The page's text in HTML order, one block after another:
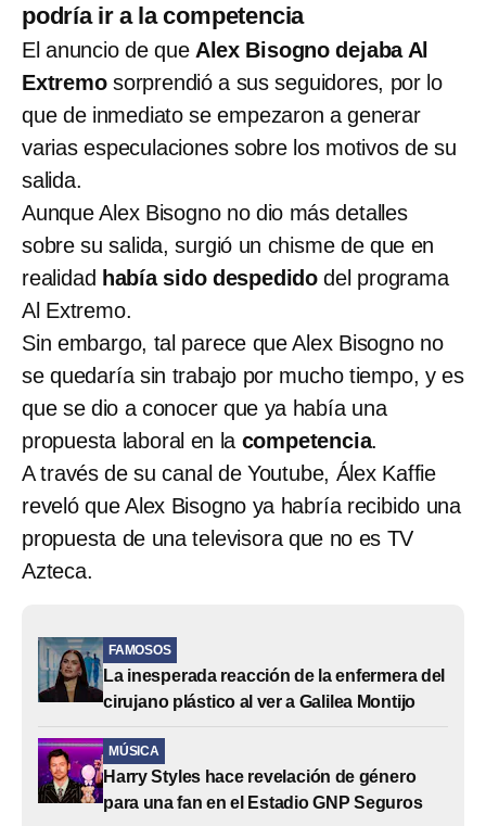
podría ir a la competencia
El anuncio de que Alex Bisogno dejaba Al
Extremosorprendió a sus seguidores, por lo
que de inmediato se empezaron a generar
varias especulaciones sobre los motivos de su
salida.
Aunque Alex Bisogno no dio más detalles
sobre su salida, surgió un chisme de que en
realidad había sido despedido del programa
Al Extremo.
Sin embargo, tal parece que Alex Bisogno no
se quedaría sin trabajo por mucho tiempo, y es
que se dio a conocer que ya había una
propuesta laboral en la competencia.
A través de su canal de Youtube, Álex Kaffie
reveló que Alex Bisogno ya habría recibido una
propuesta de una televisora que no es TV
Azteca.
FAMOSOS
La inesperada reacción de la enfermera del
cirujano plástico al ver a Galilea Montijo
MÚSICA
Harry Styles hace revelación de género
para una fan en el Estadio GNP Seguros